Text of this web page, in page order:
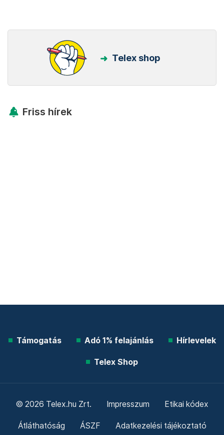
Telex shop
Friss hírek
Támogatás Adó 1% felajánlás Hírlevelek
Telex Shop
© 2026 Telex.hu Zrt. Impresszum Etikai kódex
Átláthatóság ÁSZF Adatkezelési tájékoztató